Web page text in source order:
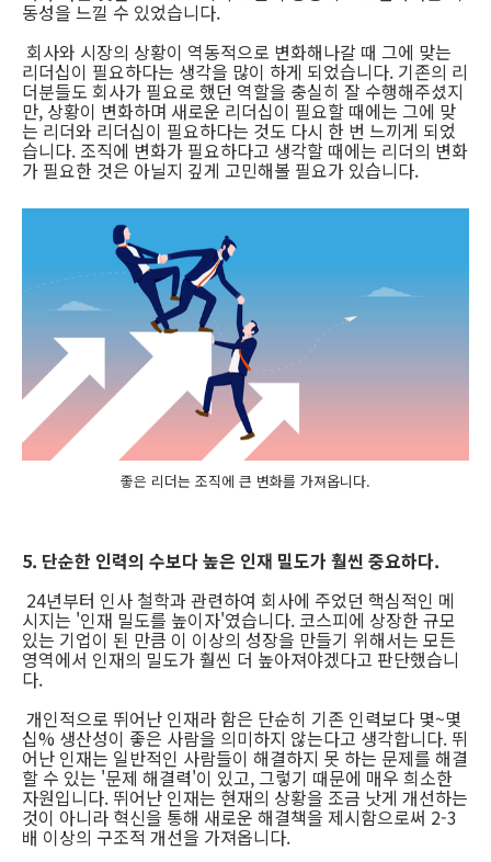
동성을 느낄 수 있었습니다.
회사와 시장의 상황이 역동적으로 변화해나갈 때 그에 맞는
리더십이 필요하다는 생각을 많이 하게 되었습니다. 기존의 리
더분들도 회사가 필요로 했던 역할을 충실히 잘 수행해주셨지
만, 상황이 변화하며 새로운 리더십이 필요할 때에는 그에 맞
는 리더와 리더십이 필요하다는 것도 다시 한 번 느끼게 되었
습니다. 조직에 변화가 필요하다고 생각할 때에는 리더의 변화
가 필요한 것은 아닐지 깊게 고민해볼 필요가 있습니다.
좋은 리더는 조직에 큰 변화를 가져옵니다.
5. 단순한 인력의 수보다 높은 인재 밀도가 훨씬 중요하다.
24년부터 인사 철학과 관련하여 회사에 주었던 핵심적인 메
시지는 '인재 밀도를 높이자'였습니다. 코스피에 상장한 규모
있는 기업이 된 만큼 이 이상의 성장을 만들기 위해서는 모든
영역에서 인재의 밀도가 훨씬 더 높아져야겠다고 판단했습니
다.
개인적으로 뛰어난 인재라 함은 단순히 기존 인력보다 몇~몇
십% 생산성이 좋은 사람을 의미하지 않는다고 생각합니다. 뛰
어난 인재는 일반적인 사람들이 해결하지 못 하는 문제를 해결
할 수 있는 '문제 해결력'이 있고, 그렇기 때문에 매우 희소한
자원입니다. 뛰어난 인재는 현재의 상황을 조금 낫게 개선하는
것이 아니라 혁신을 통해 새로운 해결책을 제시함으로써 2-3
배 이상의 구조적 개선을 가져옵니다.